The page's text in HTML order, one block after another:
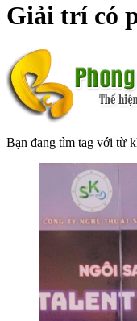
Giải trí có
Bạn đang tìm tag với từ